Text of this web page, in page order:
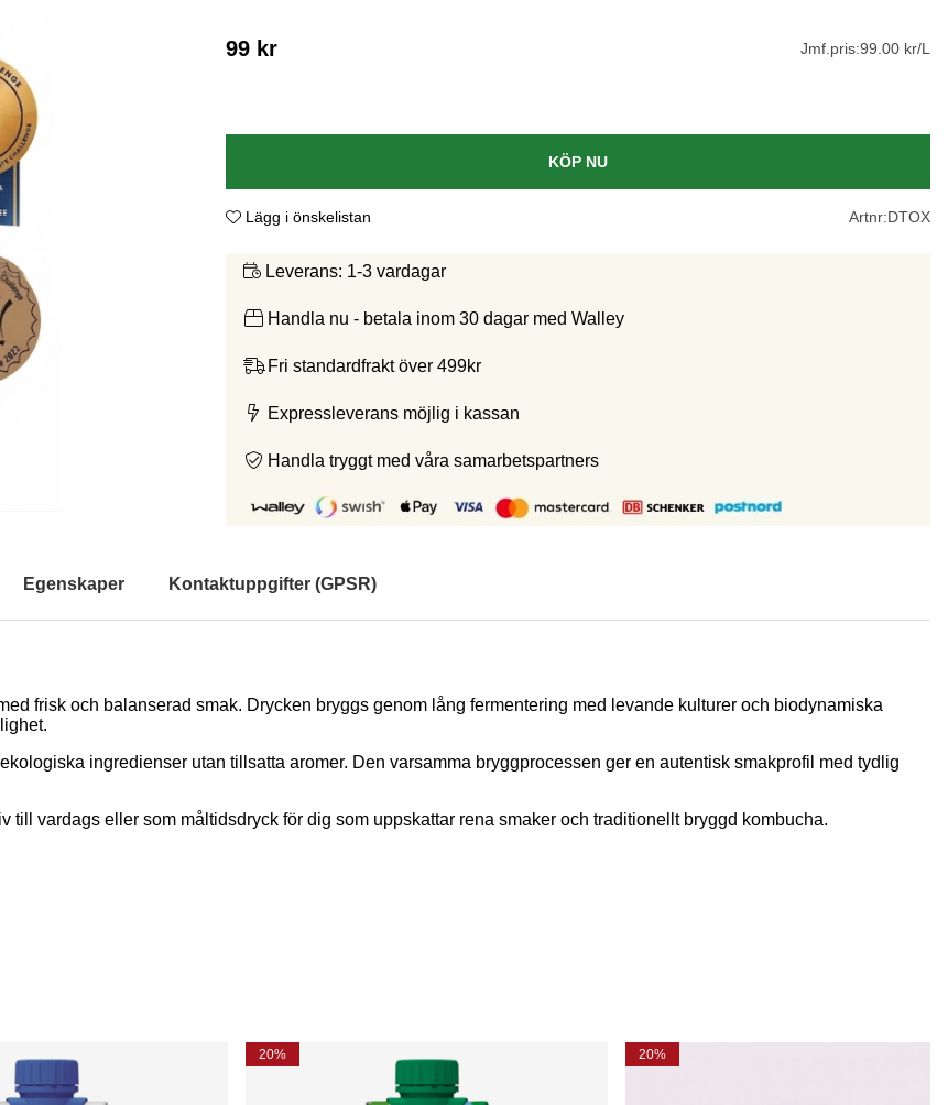
99 kr Jmf.pris:99.00 kr/L
KÖP NU
Lägg i önskelistan Artnr:DTOX
Leverans: 1-3 vardagar
Handla nu - betala inom 30 dagar med Walley
Fri standardfrakt över 499kr
Expressleverans möjlig i kassan
Handla tryggt med våra samarbetspartners
Egenskaper Kontaktuppgifter (GPSR)
frisk och balanserad smak. Drycken bryggs genom lång fermentering med levande kulturer och biodynamiska
ingredienser utan tillsatta aromer. Den varsamma bryggprocessen ger en autentisk smakprofil med tydlig
till vardags eller som måltidsdryck för dig som uppskattar rena smaker och traditionellt bryggd kombucha.
20% 20%